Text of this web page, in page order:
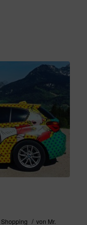
Shopping / von Mr.